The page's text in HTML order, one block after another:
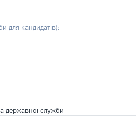
для кандидатів):
державної служби